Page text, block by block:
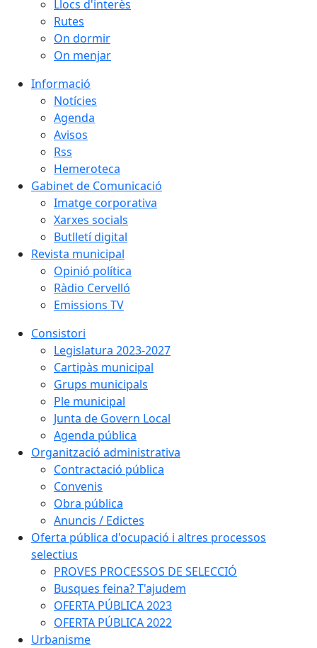
Llocs d'interès
Rutes
On dormir
On menjar
Informació
Notícies
Agenda
Avisos
Rss
Hemeroteca
Gabinet de Comunicació
Imatge corporativa
Xarxes socials
Butlletí digital
Revista municipal
Opinió política
Ràdio Cervelló
Emissions TV
Consistori
Legislatura 2023-2027
Cartipàs municipal
Grups municipals
Ple municipal
Junta de Govern Local
Agenda pública
Organització administrativa
Contractació pública
Convenis
Obra pública
Anuncis / Edictes
Oferta pública d'ocupació i altres processos
selectius
PROVES PROCESSOS DE SELECCIÓ
Busques feina? T'ajudem
OFERTA PÚBLICA 2023
OFERTA PÚBLICA 2022
Urbanisme